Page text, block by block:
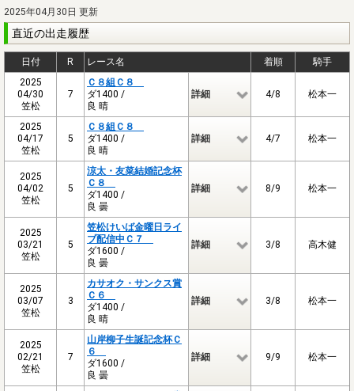
2025年04月30日 更新
直近の出走履歴
日付 R レース名 着順
騎手
2025
04/30
笠松
7
Ｃ８組Ｃ８
ダ1400 /
良 晴
詳細 4/8 松本一
2025
04/17
笠松
5
Ｃ８組Ｃ８
ダ1400 /
良 晴
詳細 4/7 松本一
2025
04/02
笠松
5
涼太・友菜結婚記念杯
Ｃ８
ダ1400 /
良 曇
詳細 8/9 松本一
2025
03/21
笠松
5
笠松けいば金曜日ライ
ブ配信中Ｃ７
ダ1600 /
良 曇
詳細 3/8 高木健
2025
03/07
笠松
3
カサオク・サンクス賞
Ｃ６
ダ1400 /
良 晴
詳細 3/8 松本一
2025
02/21
笠松
7
山岸柳子生誕記念杯Ｃ
６
ダ1600 /
良 曇
詳細 9/9 松本一